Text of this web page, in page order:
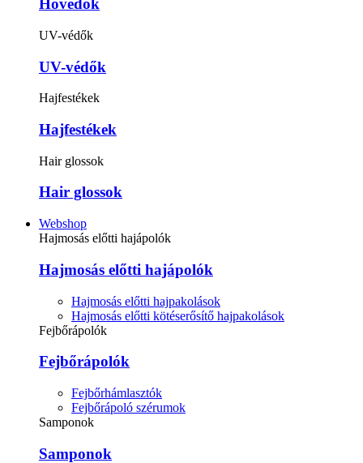
Hővédők
UV-védők
UV-védők
Hajfestékek
Hajfestékek
Hair glossok
Hair glossok
Webshop
Hajmosás előtti hajápolók
Hajmosás előtti hajápolók
Hajmosás előtti hajpakolások
Hajmosás előtti kötéserősítő hajpakolások
Fejbőrápolók
Fejbőrápolók
Fejbőrhámlasztók
Fejbőrápoló szérumok
Samponok
Samponok